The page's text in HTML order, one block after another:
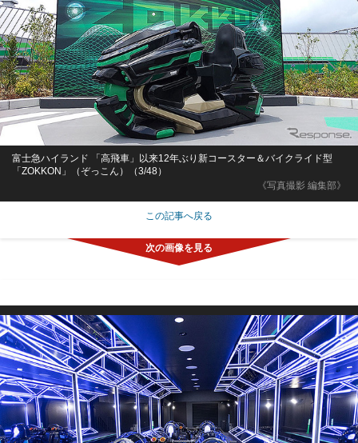
《写真撮影 編集部》
富士急ハイランド 「高飛車」以来12年ぶり新コースター＆バイクライド型
「ZOKKON」（ぞっこん）（3/48）
この記事へ戻る